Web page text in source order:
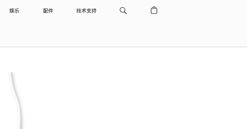
娱乐 配件 技术支持